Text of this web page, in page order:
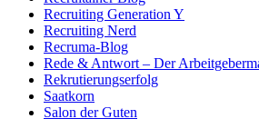
Recruiting Generation Y
Recruiting Nerd
Recruma-Blog
Rede & Antwort – Der
Rekrutierungserfolg
Saatkorn
Salon der Guten